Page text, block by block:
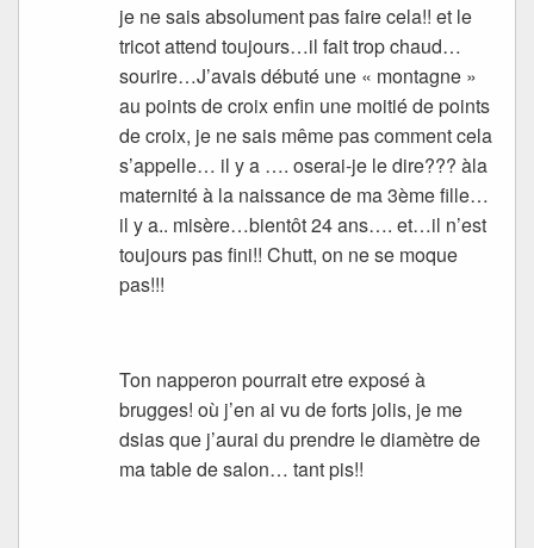
je ne sais absolument pas faire cela!! et le
tricot attend toujours…il fait trop chaud…
sourire…J’avais débuté une « montagne »
au points de croix enfin une moitié de points
de croix, je ne sais même pas comment cela
s’appelle… il y a …. oserai-je le dire??? àla
maternité à la naissance de ma 3ème fille…
il y a.. misère…bientôt 24 ans…. et…il n’est
toujours pas fini!! Chutt, on ne se moque
pas!!!
Ton napperon pourrait etre exposé à
brugges! où j’en ai vu de forts jolis, je me
dsias que j’aurai du prendre le diamètre de
ma table de salon… tant pis!!